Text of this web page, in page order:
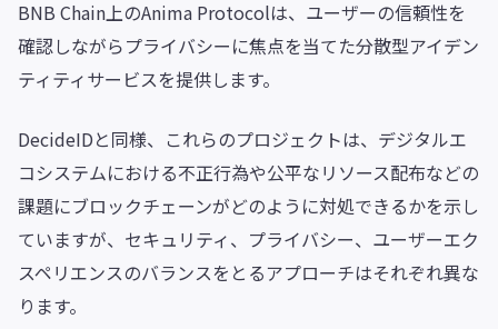
BNB Chain上のAnima Protocolは、ユーザーの信頼性を
確認しながらプライバシーに焦点を当てた分散型アイデン
ティティサービスを提供します。
DecideIDと同様、これらのプロジェクトは、デジタルエ
コシステムにおける不正行為や公平なリソース配布などの
課題にブロックチェーンがどのように対処できるかを示し
ていますが、セキュリティ、プライバシー、ユーザーエク
スペリエンスのバランスをとるアプローチはそれぞれ異な
ります。